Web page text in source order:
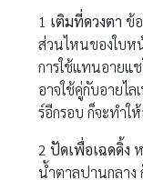
1 เติมที่ดวงตา ข้
ส่วนไหนของใบห
การใช้แทนอายแช
อาจใช้คู่กับอายไ
ร์อีกรอบ ก็จะทำ
2 ปัดเพื่อเฉดดิ้ง
น้ำตาลปานกลาง